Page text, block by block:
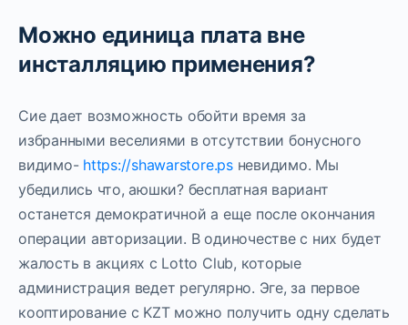
Можно единица плата вне
инсталляцию применения?
Сие дает возможность обойти время за
избранными веселиями в отсутствии бонусного
видимо- https://shawarstore.psневидимо. Мы
убедились что, аюшки? бесплатная вариант
останется демократичной а еще после окончания
операции авторизации. В одиночестве с них будет
жалость в акциях с Lotto Club, которые
администрация ведет регулярно. Эге, за первое
кооптирование с KZT можно получить одну сделать